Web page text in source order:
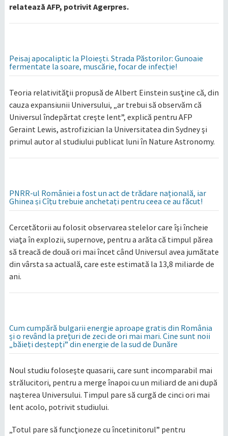
relatează AFP, potrivit Agerpres.
Peisaj apocaliptic la Ploiești. Strada Păstorilor: Gunoaie
fermentate la soare, muscărie, focar de infecție!
Teoria relativităţii propusă de Albert Einstein susţine că, din
cauza expansiunii Universului, „ar trebui să observăm că
Universul îndepărtat creşte lent”, explică pentru AFP
Geraint Lewis, astrofizician la Universitatea din Sydney şi
primul autor al studiului publicat luni în Nature Astronomy.
PNRR-ul României a fost un act de trădare națională, iar
Ghinea și Cîțu trebuie anchetați pentru ceea ce au făcut!
Cercetătorii au folosit observarea stelelor care îşi încheie
viaţa în explozii, supernove, pentru a arăta că timpul părea
să treacă de două ori mai încet când Universul avea jumătate
din vârsta sa actuală, care este estimată la 13,8 miliarde de
ani.
Cum cumpără bulgarii energie aproape gratis din România
și o revând la prețuri de zeci de ori mai mari. Cine sunt noii
„băieți deștepți” din energie de la sud de Dunăre
Noul studiu foloseşte quasarii, care sunt incomparabil mai
strălucitori, pentru a merge înapoi cu un miliard de ani după
naşterea Universului. Timpul pare să curgă de cinci ori mai
lent acolo, potrivit studiului.
„Totul pare să funcţioneze cu încetinitorul” pentru